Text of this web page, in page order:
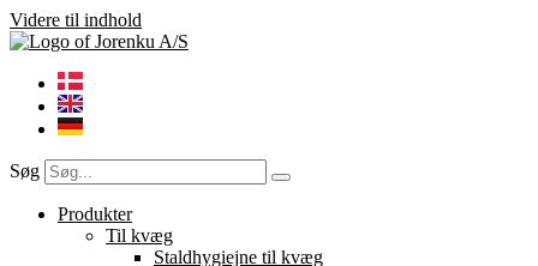
Videre til indhold
Søg
Produkter
Til kvæg
Staldhygiejne til kvæg